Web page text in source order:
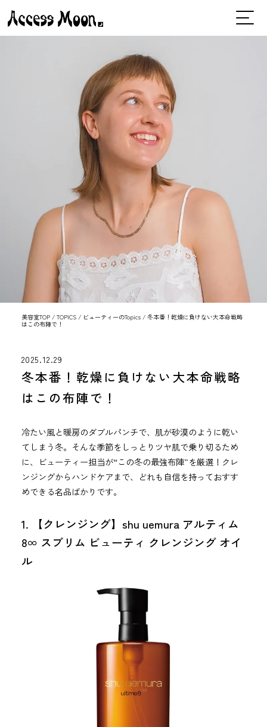
美容室TOP/ TOPICS/ ビューティーのTopics/ 冬本番！乾燥に負けない大本命戦略
はこの布陣で！
2025.12.29
冬本番！乾燥に負けない大本命戦略
はこの布陣で！
冷たい風と暖房のダブルパンチで、肌が砂漠のように乾い
てしまう冬。そんな季節をしっとりツヤ肌で乗り切るため
に、ビューティー担当が“この冬の最強布陣”を厳選！クレ
ンジングからハンドケアまで、どれも自信を持っておすす
めできる名品ばかりです。
1. 【クレンジング】shu uemura アルティム
8∞ スブリム ビューティ クレンジング オイ
ル